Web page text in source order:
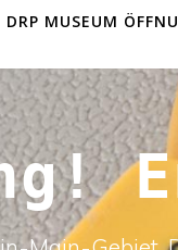
DRP MUSEUM